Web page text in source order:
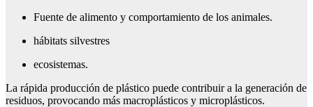
Fuente de alimento y comportamiento de los animales.
hábitats silvestres
ecosistemas.
La rápida producción de plástico puede contribuir a la generación de
residuos, provocando más macroplásticos y microplásticos.